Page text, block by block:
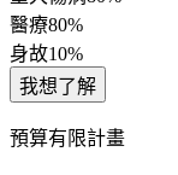
醫療80%
身故10%
我想了解
預算有限計畫